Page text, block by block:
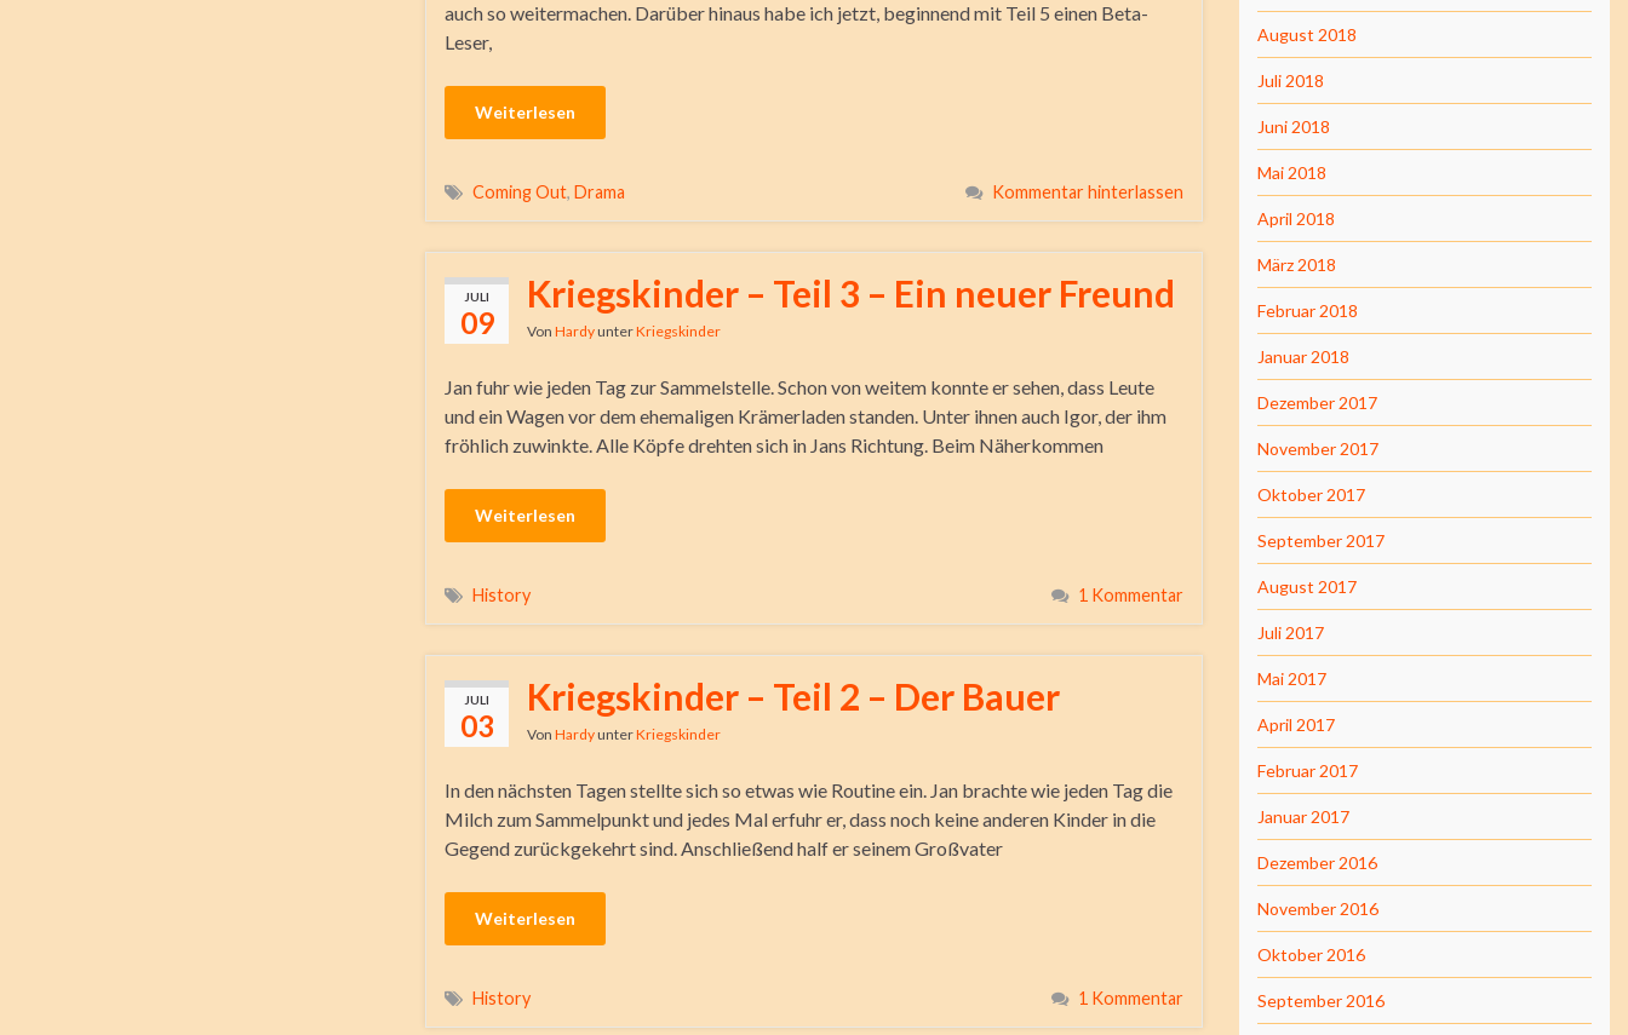
auch so weitermachen. Darüber hinaus habe ich jetzt, beginnend mit Teil 5 einen Beta-
Leser,
Weiterlesen
Coming Out, Drama Kommentar hinterlassen
JULI
09
Kriegskinder – Teil 3 – Ein neuer Freund
Von HardyunterKriegskinder
Jan fuhr wie jeden Tag zur Sammelstelle. Schon von weitem konnte er sehen, dass Leute
und ein Wagen vor dem ehemaligen Krämerladen standen. Unter ihnen auch Igor, der ihm
fröhlich zuwinkte. Alle Köpfe drehten sich in Jans Richtung. Beim Näherkommen
Weiterlesen
History 1 Kommentar
JULI
03
Kriegskinder – Teil 2 – Der Bauer
Von HardyunterKriegskinder
In den nächsten Tagen stellte sich so etwas wie Routine ein. Jan brachte wie jeden Tag die
Milch zum Sammelpunkt und jedes Mal erfuhr er, dass noch keine anderen Kinder in die
Gegend zurückgekehrt sind. Anschließend half er seinem Großvater
Weiterlesen
History 1 Kommentar
August 2018
Juli 2018
Juni 2018
Mai 2018
April 2018
März 2018
Februar 2018
Januar 2018
Dezember 2017
November 2017
Oktober 2017
September 2017
August 2017
Juli 2017
Mai 2017
April 2017
Februar 2017
Januar 2017
Dezember 2016
November 2016
Oktober 2016
September 2016